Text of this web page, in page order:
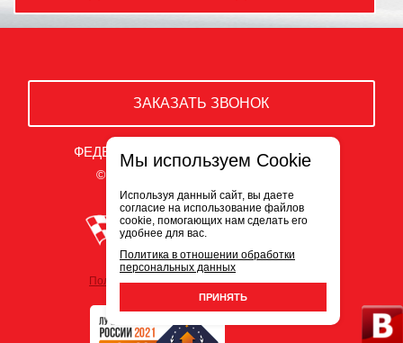
ЗАКАЗАТЬ ЗВОНОК
ФЕДЕРАЛЬНАЯ СЕТЬ АВТОСЕРВИСОВ
© ООО «Белый Сервис» 2009-2026
Политика обработки персональных данных
Мы используем Cookie
Используя данный сайт, вы даете
согласие на использование файлов
cookie, помогающих нам сделать его
удобнее для вас.
Политика в отношении обработки
персональных данных
ПРИНЯТЬ